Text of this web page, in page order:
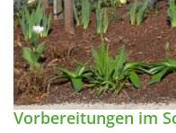
Vorbereitungen im